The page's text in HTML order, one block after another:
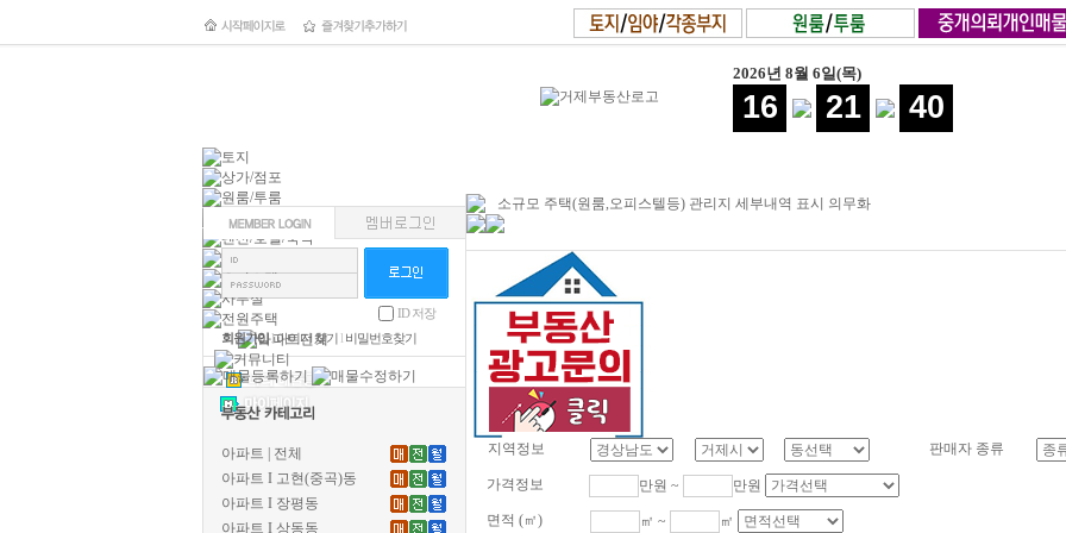
2026년 8월 6일(목)
16 21 41
ID 저장
회원가입l아이디 찾기 l 비밀번호찾기
아파트 | 전체
아파트 I 고현(중곡)동
아파트 I 장평동
아파트 I 상동동
소규모 주택(원룸,오피스텔등) 관리지 세부내역 표시 의무화
지역정보 판매자 종류
가격정보 만원 ~ 만원
면적 (㎡) ㎡ ~ ㎡